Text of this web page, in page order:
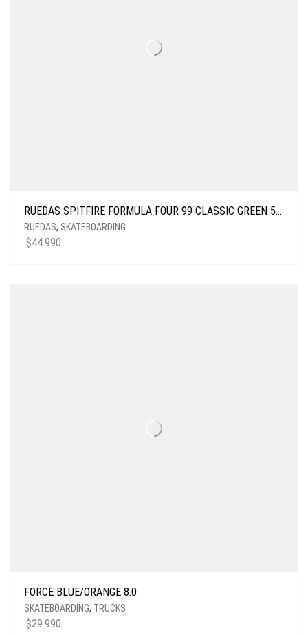
RUEDAS SPITFIRE FORMULA FOUR 99 CLASSIC GREEN 52MM
RUEDAS, SKATEBOARDING
$44.990
FORCE BLUE/ORANGE 8.0
SKATEBOARDING, TRUCKS
$29.990